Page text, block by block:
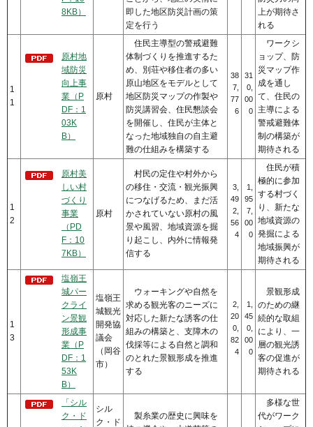
8KB）
即した地区防災計画の策
定を行う
上が期待さ
れる
1
1
原村地
域防災
向上事
業（P
DF：1
03K
B）
原村
住民主導型の警戒避難
体制づくりを推進するた
め、別荘や移住者の多い
原山地区をモデルとして
地区防災マップの作製や
防災講習会、住民懇談会
を開催し、住民が主体と
なった地域独自の自主避
難の仕組みを構築する
38
7,
77
6
31
0,
00
0
ワークシ
ョップ、防
災マップ作
成を通し
て、住民の
主導による
警戒避難体
制の構築が
期待される
1
2
原村美
しい村
づくり
事業
（PD
F：10
7KB）
原村
村民の定住や村外から
の移住・交流・観光振興
につなげるため、まだ活
かされていない原村の風
景や風習、地域資源を掘
り起こし、内外に情報発
信する
3,
49
2,
56
4
1,
95
7,
00
0
住民が積
極的に参加
する村づく
り、新たな
地域資源の
発掘による
地域振興が
期待される
1
3
塩嶺王
城パー
クライ
ン景観
形成事
業（P
DF：1
53K
B）
塩嶺王
城観光
開発協
議会
（岡谷
市）
ウォーキングや自然を
求める観光客のニーズに
対応した新たな誘客の仕
組みの構築と、支障木の
伐採等による自然と調和
のとれた景観形成を推進
する
2,
20
0,
82
4
1,
45
0,
00
0
景観形成
のための継
続的な取組
により、一
層の観光誘
客の促進が
期待される
「シル
ク・ド
シル
ク・ド
製糸業の歴史に興味を
多様な世
代がワーク